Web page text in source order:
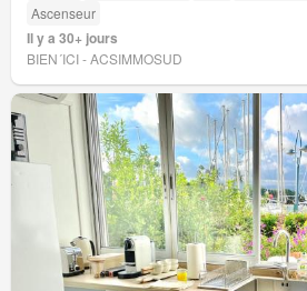
Ascenseur
Il y a 30+ jours
BIEN´ICI - ACSIMMOSUD